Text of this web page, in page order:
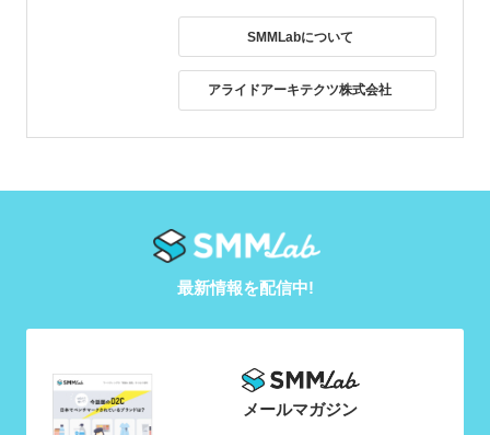
SMMLabについて
アライドアーキテクツ株式会社
最新情報を配信中!
メールマガジン